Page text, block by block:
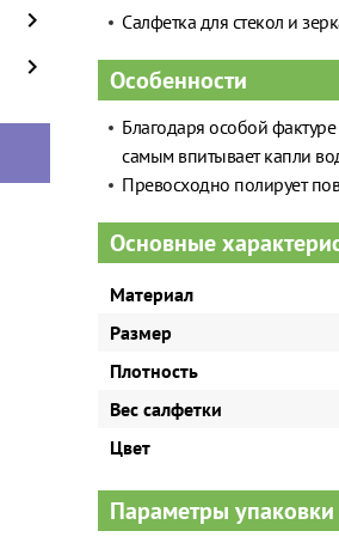
Салфетка для стекол и
Особенности
Благодаря особой
самым впитывает капли
Превосходно полирует
Основные
Материал
Размер
Плотность
Вес салфетки
Цвет
Параметры упаковки